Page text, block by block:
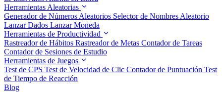
Herramientas Aleatorias
Generador de Números Aleatorios Selector de Nombres Aleatorio
Lanzar Dados Lanzar Moneda
Herramientas de Productividad
Rastreador de Hábitos Rastreador de Metas Contador de Tareas
Contador de Sesiones de Estudio
Herramientas de Juegos
Test de CPS Test de Velocidad de Clic Contador de Puntuación Test
de Tiempo de Reacción
Blog